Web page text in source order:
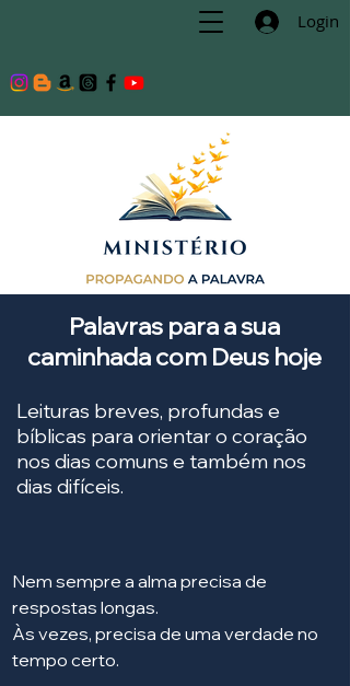
Login
Palavras para a sua
caminhada com Deus hoje
Leituras breves, profundas e
bíblicas para orientar o coração
nos dias comuns e também nos
dias difíceis.
Nem sempre a alma precisa de
respostas longas.
Às vezes, precisa de uma verdade no
tempo certo.